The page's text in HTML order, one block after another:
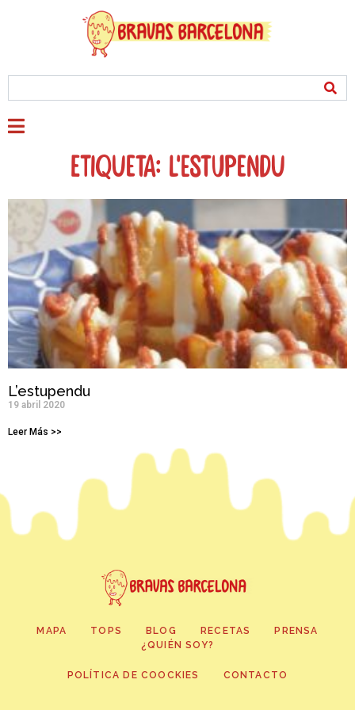
Etiqueta: L'estupendu
L’estupendu
19 abril 2020
Leer Más >>
MAPA TOPS BLOG RECETAS
PRENSA
¿QUIÉN SOY?
POLÍTICA DE COOCKIES CONTACTO